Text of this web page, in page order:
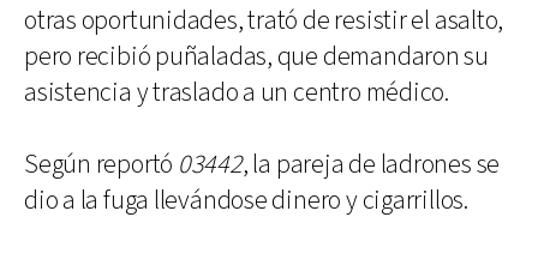
otras oportunidades, trató de resistir el asalto,
pero recibió puñaladas, que demandaron su
asistencia y traslado a un centro médico.
Según reportó 03442, la pareja de ladrones se
dio a la fuga llevándose dinero y cigarrillos.